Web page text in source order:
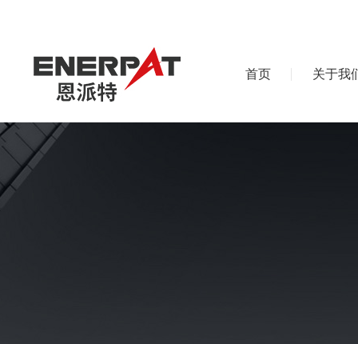
首页 关于我